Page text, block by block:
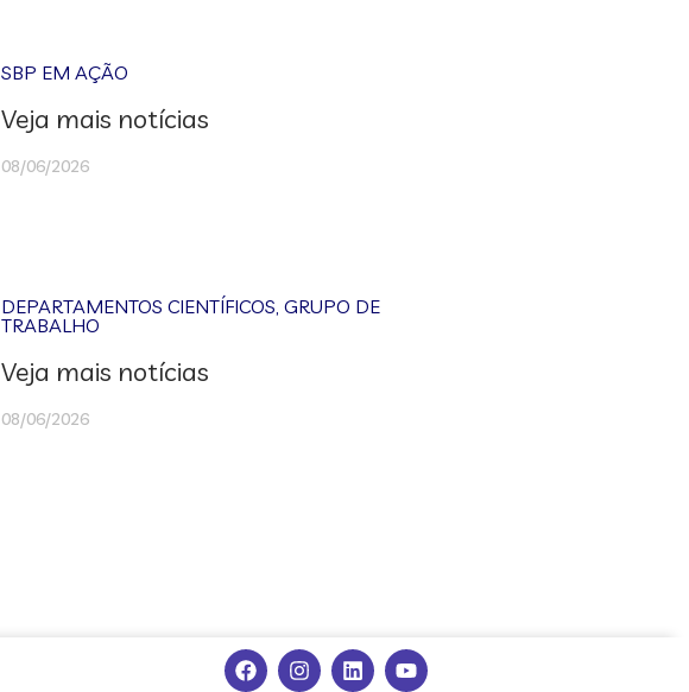
SBP EM AÇÃO
Veja mais notícias
08/06/2026
DEPARTAMENTOS CIENTÍFICOS,GRUPO DE
TRABALHO
Veja mais notícias
08/06/2026